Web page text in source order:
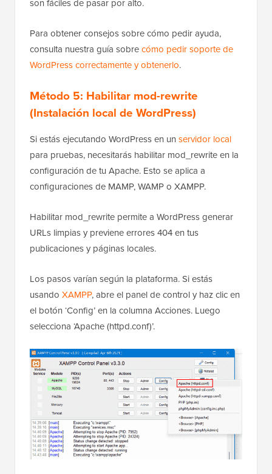
son fáciles de pasar por alto.
Para obtener consejos sobre cómo pedir ayuda,
consulta nuestra guía sobrecómo pedir soporte de
WordPress correctamente y obtenerlo.
Método 5: Habilitar mod-rewrite
(Instalación local de WordPress)
Si estás ejecutando WordPress en un servidor local
para pruebas, necesitarás habilitar mod_rewrite en la
configuración de tu Apache. Esto se aplica a
configuraciones de MAMP, WAMP o XAMPP.
Habilitar mod_rewrite permite a WordPress generar
URLs limpias y previene errores 404 en tus
publicaciones y páginas locales.
Los pasos varían según la plataforma. Si estás
usando XAMPP, abre el panel de control y haz clic en
el botón ‘Config’ en la columna Acciones. Luego
selecciona ‘Apache (httpd.conf)’.